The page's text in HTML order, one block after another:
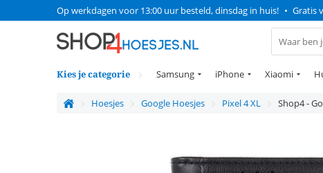
Op werkdagen voor 13:00 uur besteld, dinsdag in huis! • Gratis
Kies je categorie Samsung iPhone Xiaomi
Hoesjes Google Hoesjes Pixel 4 XL Shop4 -